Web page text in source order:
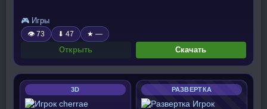
🎮 Игры
👁 73 ⬇ 47 ★ —
Открыть Скачать
3D РАЗВЕРТКА